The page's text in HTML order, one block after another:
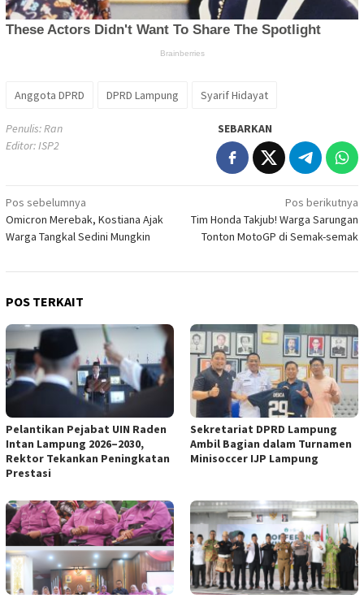
Anggota DPRD DPRD Lampung Syarif Hidayat
Penulis: Ran
Editor: ISP2
SEBARKAN
Navigasi
pos
Pos sebelumnya
Omicron Merebak, Kostiana Ajak
Warga Tangkal Sedini Mungkin
Pos berikutnya
Tim Honda Takjub! Warga Sarungan
Tonton MotoGP di Semak-semak
POS TERKAIT
Pelantikan Pejabat UIN Raden
Intan Lampung 2026–2030,
Rektor Tekankan Peningkatan
Prestasi
Sekretariat DPRD Lampung
Ambil Bagian dalam Turnamen
Minisoccer IJP Lampung